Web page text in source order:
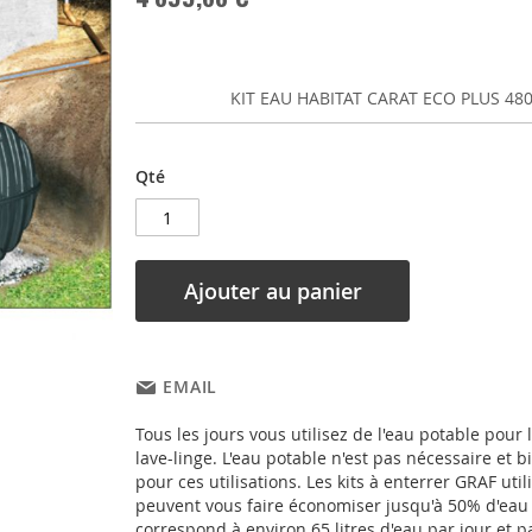
KIT EAU HABITAT CARAT ECO PLUS
Qté
Ajouter au panier
EMAIL
Tous les jours vous utilisez de l'eau potable pour
lave-linge. L'eau potable n'est pas nécessaire et
pour ces utilisations. Les kits à enterrer GRAF
peuvent vous faire économiser jusqu'à 50%